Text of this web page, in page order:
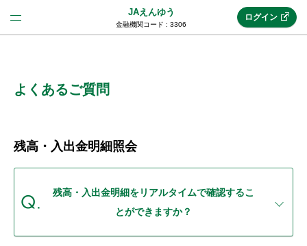
JAえんゆう
金融機関コード : 3306
(法人JAネットバンク)
JAネットバンクトップ
ログイン
よくあるご質問
残高・入出金明細照会
残高・入出金明細をリアルタイムで確認するこ
とができますか？